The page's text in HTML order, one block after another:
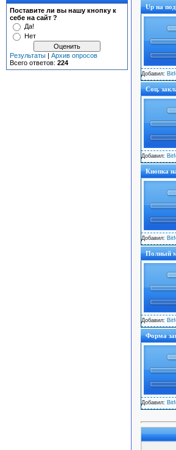
Поставите ли вы нашу кнопку к
себе на сайт ?
Да!
Нет
Результаты | Архив опросов
Всего ответов: 224
Up на
Добавил:
Cоц.
Добавил:
Кнопка
Добавил:
Полный
Добавил:
Форма
Добавил: